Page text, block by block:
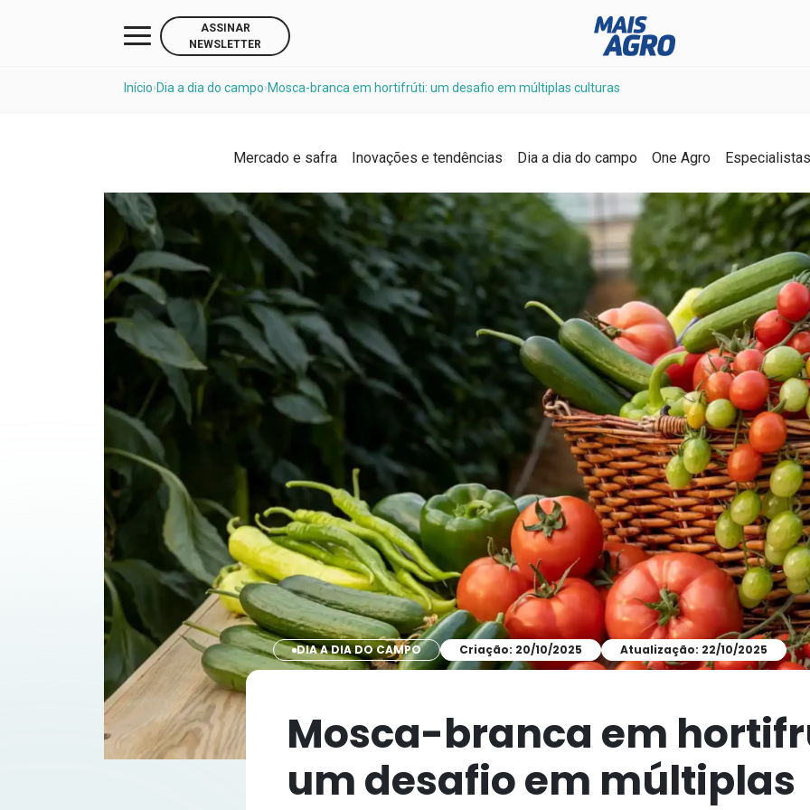
ASSINAR
NEWSLETTER
Início› Dia a dia do campo› Mosca-branca em hortifrúti: um desafio em múltiplas culturas
Mercado e safra Inovações e tendências Dia a dia do campo One Agro Especialistas
DIA A DIA DO CAMPO Criação: 20/10/2025 Atualização: 22/10/2025
Mosca-branca em
um desafio em múltiplas